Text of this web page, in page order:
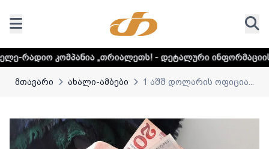
„თრიალეთს! - დეტალური ინფორმაციისთვის
მთავარი ახალი-ამბები 1 აშშ დოლარის ოფიცია...